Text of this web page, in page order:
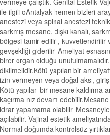
vermeye çalıştık. Genital Estetik
ile ilgili oAntalyak hemen bizleri
anestezi veya spinal anestezi
sarkmış mesane, dışkı kanalı,
bölgesi tamir edilir , kuvvetlendirilir
gevşekliği giderilir. Ameliyat
birer organ olduğu
dikilmelidir.Kötü yapılan bir
izin vermeyen veya doğal aksı,
Kötü yapılan bir mesane kaldırma
kaçırma nız devam
idrar yapamama olabilir.
açılabilir. Vajinal estetik
Normal doğumda kontrolsüz